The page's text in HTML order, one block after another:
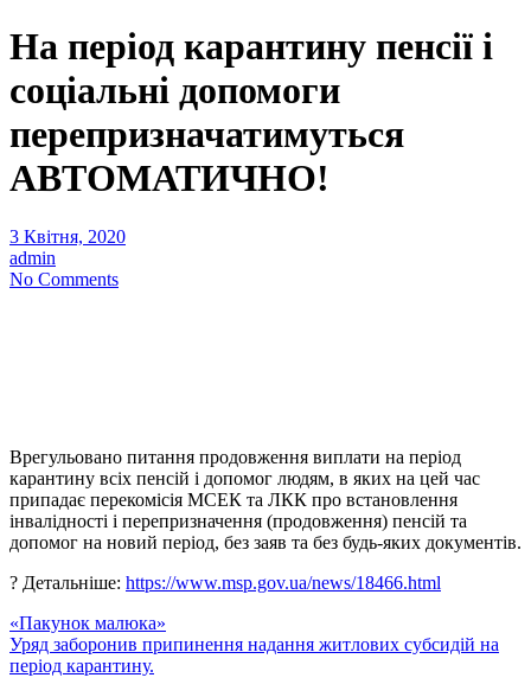
На період карантину пенсії і
соціальні допомоги
перепризначатимуться
АВТОМАТИЧНО!
3 Квітня, 2020
admin
No Comments
Врегульовано питання продовження виплати на період
карантину всіх пенсій і допомог людям, в яких на цей час
припадає перекомісія МСЕК та ЛКК про встановлення
інвалідності і перепризначення (продовження) пенсій та
допомог на новий період, без заяв та без будь-яких документів.
? Детальніше: https://www.msp.gov.ua/news/18466.html
Навігація
записів
«Пакунок малюка»
Уряд заборонив припинення надання житлових субсидій на
період карантину.